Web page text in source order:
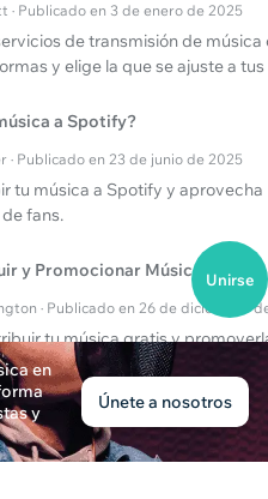
· Publicado en 3 de enero de 2025
de transmisión de
y elige la que se ajuste a
a Spotify?
· Publicado en 23 de junio de 2025
tu música a Spotify y
fans.
y Promocionar Música
· Publicado en 26 de diciembre
tu música gratis y
a los artistas a tener éxito.
en
y
Únete a nosotros
Unirse